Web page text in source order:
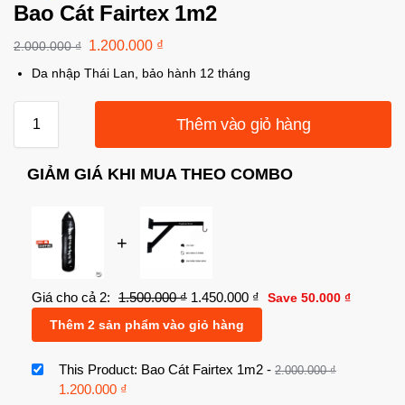
Bao Cát Fairtex 1m2
2.000.000₫ 1.200.000 ₫
Da nhập Thái Lan, bảo hành 12 tháng
Thêm vào giỏ hàng
GIẢM GIÁ KHI MUA THEO COMBO
+
Giá cho cả 2: 1.500.000₫ 1.450.000 ₫ Save 50.000 ₫
Thêm 2 sản phẩm vào giỏ hàng
This Product: Bao Cát Fairtex 1m2 - 2.000.000₫
1.200.000 ₫